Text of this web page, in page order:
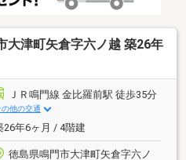
大津町矢倉字六ノ越 築26年
ＪＲ鳴門線 金比羅前駅 徒歩35分
の他の交通
26年6ヶ月 / 4階建
徳島県鳴門市大津町矢倉字六ノ